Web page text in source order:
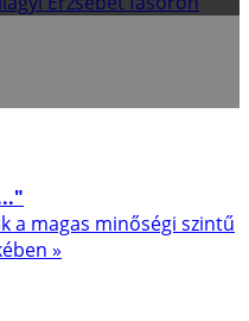
a magas minőségi szintű
»